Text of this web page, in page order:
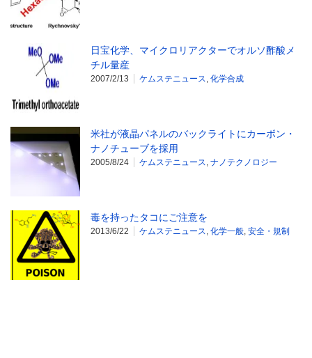
日宝化学、マイクロリアクターでオルソ酢酸メ
チル量産
2007/2/13 ケムステニュース, 化学合成
米社が液晶パネルのバックライトにカーボン・
ナノチューブを採用
2005/8/24 ケムステニュース, ナノテクノロジー
毒を持ったタコにご注意を
2013/6/22 ケムステニュース, 化学一般, 安全・規制